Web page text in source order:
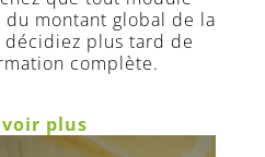
montant global de la
décidiez plus tard de
complète.
plus